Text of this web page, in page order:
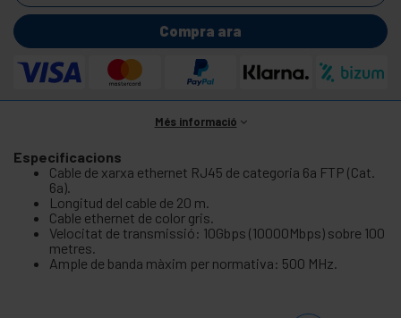
Compra ara
Més informació
Especificacions
Cable de xarxa ethernet RJ45 de categoria 6a FTP (Cat.
6a).
Longitud del cable de 20 m.
Cable ethernet de color gris.
Velocitat de transmissió: 10Gbps (10000Mbps) sobre 100
metres.
Ample de banda màxim per normativa: 500 MHz.